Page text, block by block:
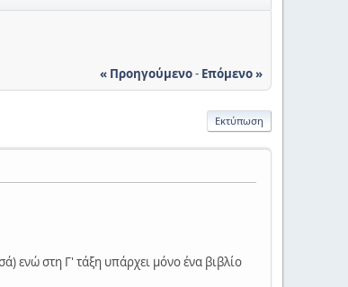
« Προηγούμενο- Επόμενο »
Εκτύπωση
ενώ στη Γ' τάξη υπάρχει μόνο ένα βιβλίο